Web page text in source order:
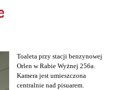
Toaleta przy stacji benzynowej
Orlen w Rabie Wyżnej 256a.
Kamera jest umieszczona
centralnie nad pisuarem.